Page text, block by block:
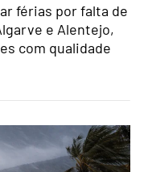
férias por falta de
e Alentejo,
com qualidade